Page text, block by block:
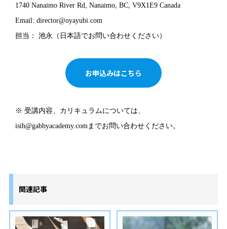
1740 Nanaimo River Rd, Nanaimo, BC, V9X1E9 Canada
Email: director@oyayubi.com
担当： 池永（日本語でお問い合わせください）
お申込みはこちら
※ 受講内容、カリキュラムについては、
isih@gabbyacademy.comまでお問い合わせください。
関連記事